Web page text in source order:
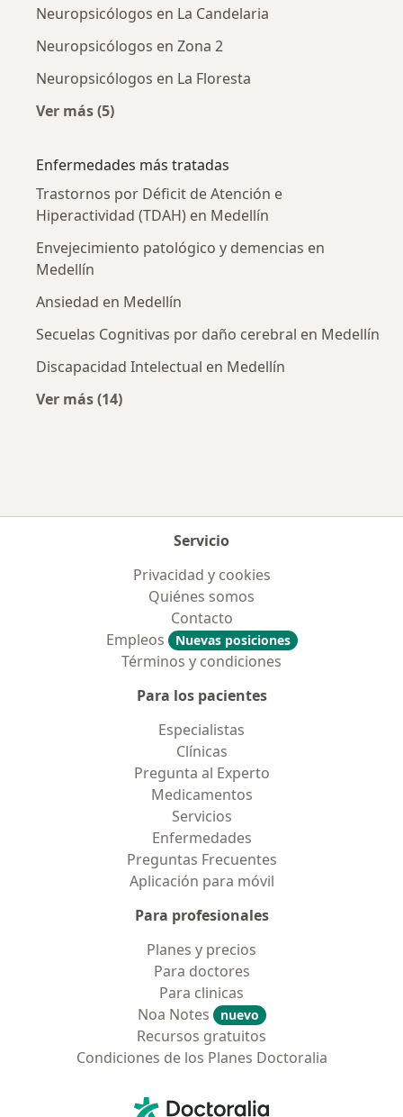
Neuropsicólogos en La Candelaria
Neuropsicólogos en Zona 2
Neuropsicólogos en La Floresta
Ver más (5)
Enfermedades más tratadas
Trastornos por Déficit de Atención e
Hiperactividad (TDAH) en Medellín
Envejecimiento patológico y demencias en
Medellín
Ansiedad en Medellín
Secuelas Cognitivas por daño cerebral en Medellín
Discapacidad Intelectual en Medellín
Ver más (14)
Servicio
Privacidad y cookies
Quiénes somos
Contacto
Empleos
Nuevas posiciones
Términos y condiciones
Para los pacientes
Especialistas
Clínicas
Pregunta al Experto
Medicamentos
Servicios
Enfermedades
Preguntas Frecuentes
Aplicación para móvil
Para profesionales
Planes y precios
Para doctores
Para clinicas
Noa Notes
nuevo
Recursos gratuitos
Condiciones de los Planes Doctoralia
Doctoralia - Página de inicio